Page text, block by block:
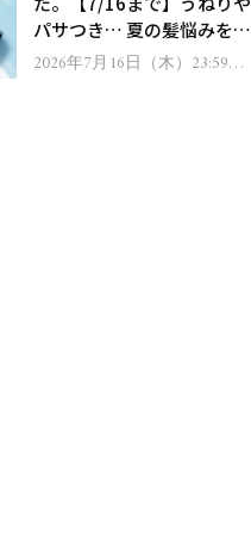
パサつき… 夏の髪悩みを解
消するヘアケアアイテムを
2026年7月16日（木）23:59ま